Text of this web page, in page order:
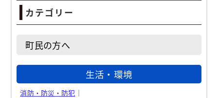
カテゴリー
町民の方へ
生活・環境
消防・防災・防犯 ｜